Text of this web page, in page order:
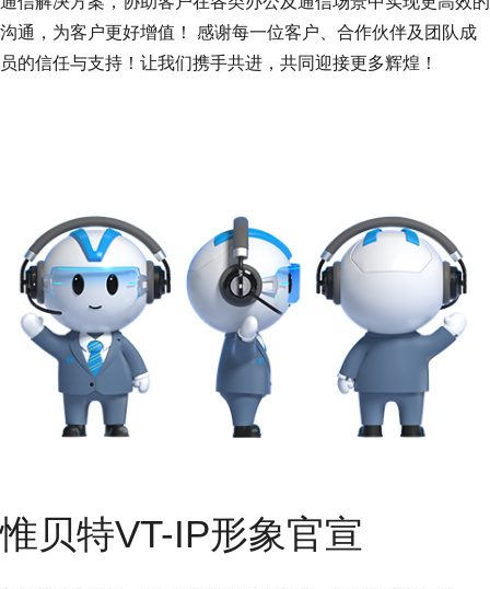
沟通，为客户更好增值！ 感谢每一位客户、合作伙伴及团队成
员的信任与支持！让我们携手共进，共同迎接更多辉煌！
惟贝特VT-IP形象官宣